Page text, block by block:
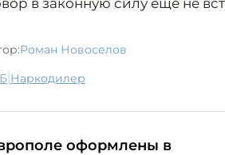
в законную силу ещё не
Роман Новоселов
| наркодилер
оформлены в